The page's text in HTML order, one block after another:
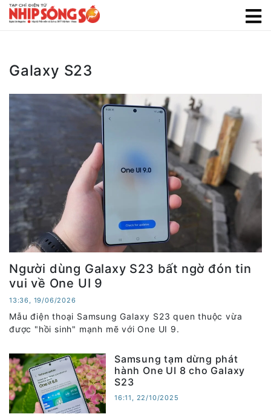
Galaxy S23
Người dùng Galaxy S23 bất ngờ đón tin
vui về One UI 9
13:36, 19/06/2026
Mẫu điện thoại Samsung Galaxy S23 quen thuộc vừa
được "hồi sinh" mạnh mẽ với One UI 9.
Samsung tạm dừng phát
hành One UI 8 cho Galaxy
S23
16:11, 22/10/2025